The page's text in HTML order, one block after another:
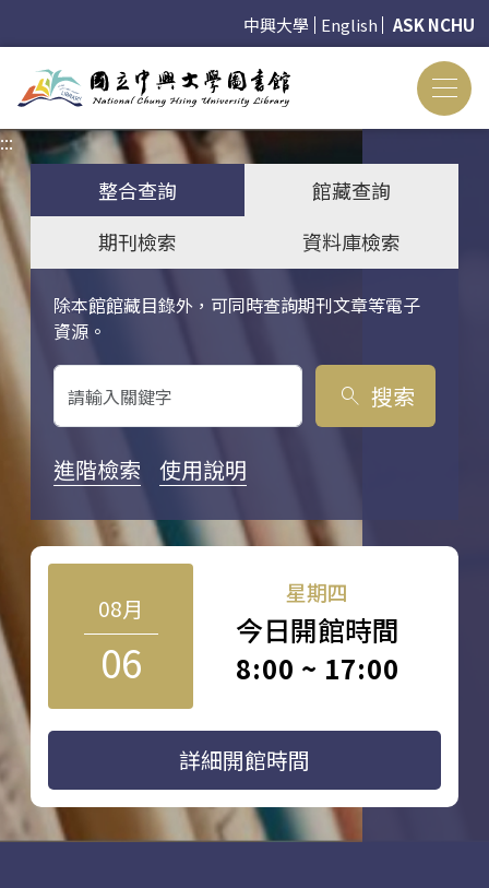
中興大學 English ASK NCHU
:::
整合查詢
館藏查詢
期刊檢索
資料庫檢索
除本館館藏目錄外，可同時查詢期刊文章等電子
資源。
關鍵字搜尋
search 搜索
進階檢索 使用說明
08月
06
星期四
今日開館時間
8:00 ~ 17:00
詳細開館時間